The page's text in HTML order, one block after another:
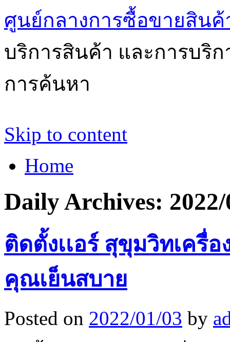
ศูนย์กลางการซื้อขายสินค้
บริการสินค้า และการบริ
การค้นหา
Skip to content
Home
Daily Archives:
ติดตั้งเเอร์ สุขุมวิทเครื่
คุณเย็นสบาย
Posted on 2022/01/03 by